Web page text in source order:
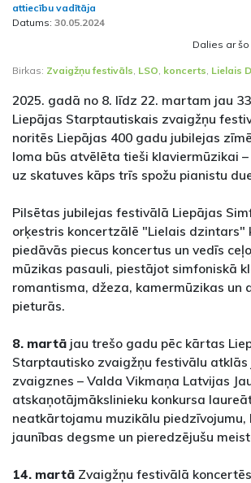
attiecību vadītāja
Datums: 30.05.2024
Dalies ar šo
Birkas: Zvaigžņu festivāls LSO koncerts Lielais
2025. gadā no 8. līdz 22. martam jau
Liepājas Starptautiskais zvaigžņu
noritēs Liepājas 400 gadu jubilejas
loma būs atvēlēta tieši klaviermūzikai
uz skatuves kāps trīs spožu pianistu
Pilsētas jubilejas festivālā Liepājas
orķestris koncertzālē "Lielais dzintars"
piedāvās piecus koncertus un vedīs
mūzikas pasauli, piestājot simfoniskā
romantisma, džeza, kamermūzikas un
pieturās.
8. martā jau trešo gadu pēc kārtas
Starptautisko zvaigžņu festivālu atklās
zvaigznes – Valda Vikmaņa Latvijas
atskaņotājmākslinieku konkursa
neatkārtojamu muzikālu piedzīvojumu,
jaunības degsme un pieredzējušu
14. martā Zvaigžņu festivālā